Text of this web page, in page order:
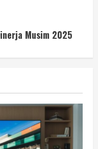
Musim 2025